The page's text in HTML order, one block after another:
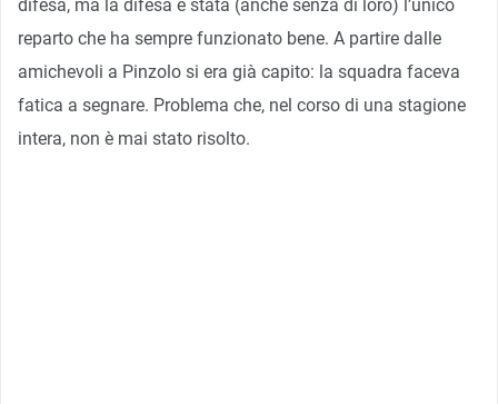
difesa, ma la difesa è stata (anche senza di loro) l’unico
reparto che ha sempre funzionato bene. A partire dalle
amichevoli a Pinzolo si era già capito: la squadra faceva
fatica a segnare. Problema che, nel corso di una stagione
intera, non è mai stato risolto.